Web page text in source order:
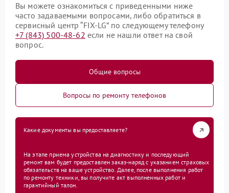
Вы можете ознакомиться с приведенными ниже
часто задаваемыми вопросами, либо обратиться в
сервисный центр “FIX-LG” по следующему телефону
+7 (843) 500-48-62 если не нашли ответ на свой
вопрос.
Общие вопросы
Вопросы по ремонту телефонов
Какие документы вы предоставляете?
На этапе приема устройства на диагностику и последующий
ремонт вам будет предоставлен заказ-наряд с указанием страховых
обязательств на ваше устройство. Далее, после выполнения работ
по ремонту техники, вы получите акт выполненных работ и
гарантийный талон.